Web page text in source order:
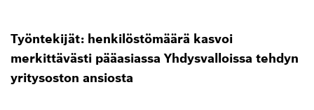
Työntekijät: henkilöstömäärä kasvoi
merkittävästi pääasiassa Yhdysvalloissa tehdyn
yritysoston ansiosta